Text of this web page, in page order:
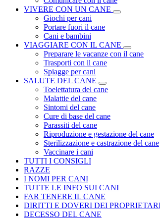
VIVERE CON UN CANE
Giochi per cani
Portare fuori il cane
Cani e bambini
VIAGGIARE CON IL CANE
Preparare le vacanze con il cane
Trasporti con il cane
Spiagge per cani
SALUTE DEL CANE
Toelettatura del cane
Malattie del cane
Sintomi del cane
Cure di base del cane
Parassiti del cane
Riproduzione e gestazione del cane
Sterilizzazione e castrazione del cane
Vaccinare i cani
TUTTI I CONSIGLI
RAZZE
I NOMI PER CANI
TUTTE LE INFO SUI CANI
FAR TENERE IL CANE
DIRITTI E DOVERI DEI
DECESSO DEL CANE